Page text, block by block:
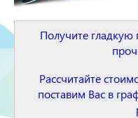
Получите гладкую
Рассчитайте
поставим Вас в